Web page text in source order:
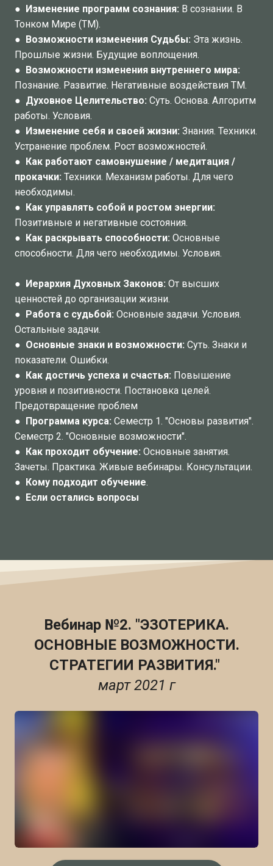
● Изменение программ сознания: В сознании. В
Тонком Мире (ТМ).
● Возможности изменения Судьбы: Эта жизнь.
Прошлые жизни. Будущие воплощения.
● Возможности изменения внутреннего мира:
Познание. Развитие. Негативные воздействия ТМ.
● Духовное Целительство: Суть. Основа. Алгоритм
работы. Условия.
● Изменение себя и своей жизни: Знания. Техники.
Устранение проблем. Рост возможностей.
● Как работают самовнушение / медитация /
прокачки: Техники. Механизм работы. Для чего
необходимы.
● Как управлять собой и ростом энергии:
Позитивные и негативные состояния.
● Как раскрывать способности: Основные
способности. Для чего необходимы. Условия.
● Иерархия Духовных Законов: От высших
ценностей до организации жизни.
● Работа с судьбой: Основные задачи. Условия.
Остальные задачи.
● Основные знаки и возможности: Суть. Знаки и
показатели. Ошибки.
● Как достичь успеха и счастья: Повышение
уровня и позитивности. Постановка целей.
Предотвращение проблем
● Программа курса: Семестр 1. "Основы развития".
Семестр 2. "Основные возможности".
● Как проходит обучение: Основные занятия.
Зачеты. Практика. Живые вебинары. Консультации.
● Кому подходит обучение.
● Если остались вопросы
Вебинар №2. "ЭЗОТЕРИКА.
ОСНОВНЫЕ ВОЗМОЖНОСТИ.
СТРАТЕГИИ РАЗВИТИЯ."
март 2021 г